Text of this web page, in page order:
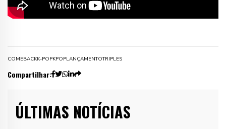
COMEBACKK-POPKPOPLANÇAMENTOTRIPLES
Compartilhar:
ÚLTIMAS NOTÍCIAS